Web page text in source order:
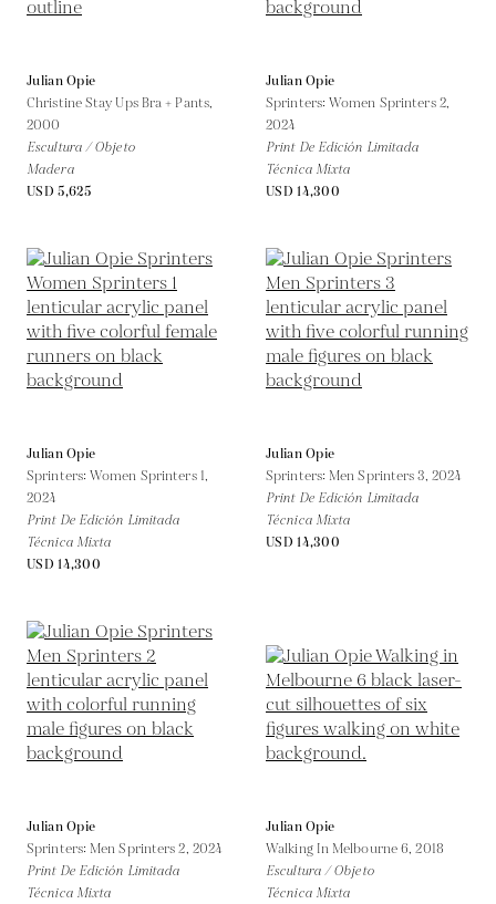
Julian Opie
Christine Stay Ups Bra + Pants,
2000
Escultura / Objeto
Madera
USD 5,625
Julian Opie
Sprinters: Women Sprinters 2,
2024
Print De Edición Limitada
Técnica Mixta
USD 14,300
Julian Opie
Sprinters: Women Sprinters 1,
2024
Print De Edición Limitada
Técnica Mixta
USD 14,300
Julian Opie
Sprinters: Men Sprinters 3, 2024
Print De Edición Limitada
Técnica Mixta
USD 14,300
Julian Opie
Sprinters: Men Sprinters 2, 2024
Print De Edición Limitada
Técnica Mixta
Julian Opie
Walking In Melbourne 6,2018
Escultura / Objeto
Técnica Mixta